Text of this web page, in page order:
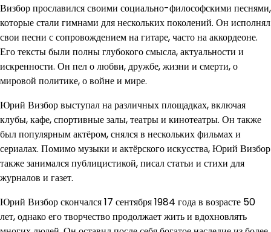
Визбор прославился своими социально-философскими песнями,
которые стали гимнами для нескольких поколений. Он исполнял
свои песни с сопровождением на гитаре, часто на аккордеоне.
Его тексты были полны глубокого смысла, актуальности и
искренности. Он пел о любви, дружбе, жизни и смерти, о
мировой политике, о войне и мире.
Юрий Визбор выступал на различных площадках, включая
клубы, кафе, спортивные залы, театры и кинотеатры. Он также
был популярным актёром, снялся в нескольких фильмах и
сериалах. Помимо музыки и актёрского искусства, Юрий Визбор
также занимался публицистикой, писал статьи и стихи для
журналов и газет.
Юрий Визбор скончался 17 сентября 1984 года в возрасте 50
лет, однако его творчество продолжает жить и вдохновлять